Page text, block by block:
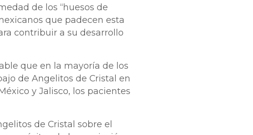
de los “huesos de
que padecen esta
contribuir a su desarrollo
que en la mayoría de los
de Angelitos de Cristal en
y Jalisco, los pacientes
de Cristal sobre el